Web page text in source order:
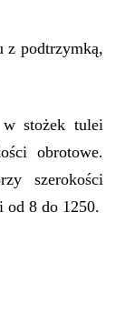
z podtrzymką,
w stożek tulei
obrotowe.
szerokości
od 8 do 1250.